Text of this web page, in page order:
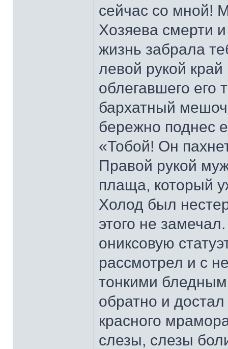
сейчас со мной!
Хозяева смерти
жизнь забрала
левой рукой
облегавшего его
бархатный
бережно поднес
«Тобой! Он
Правой рукой
плаща, который
Холод был
этого не
ониксовую
рассмотрел и с
тонкими
обратно и
красного
слезы, слезы